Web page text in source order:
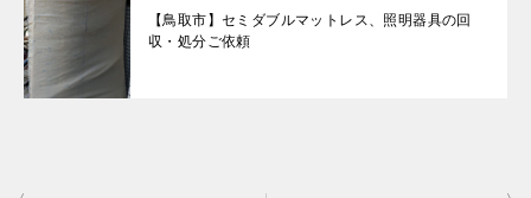
【鳥取市】セミダブルマットレス、照明器具の回
収・処分ご依頼